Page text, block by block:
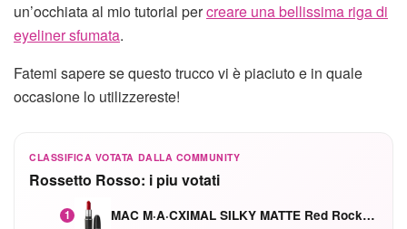
un’occhiata al mio tutorial percreare una bellissima riga di
eyeliner sfumata.
Fatemi sapere se questo trucco vi è piaciuto e in quale
occasione lo utilizzereste!
CLASSIFICA VOTATA DALLA COMMUNITY
Rossetto Rosso: i piu votati
1 MAC M·A·CXIMAL SILKY MATTE Red Rock mat